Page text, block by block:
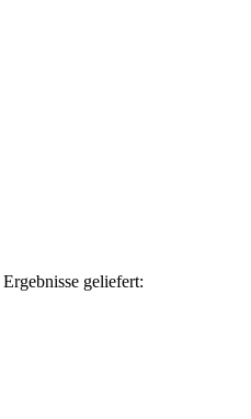
geliefert: